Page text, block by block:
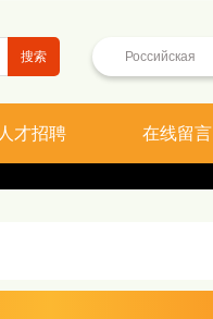
搜索 Российская
人才招聘 在线留言